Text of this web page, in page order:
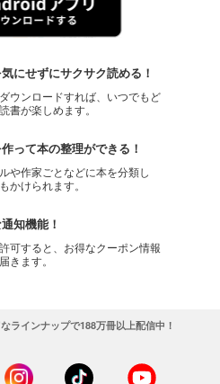
にせずにサクサク読める！
ウンロードすれば、いつでもど
書が楽しめます。
って本の整理ができる！
や作家ごとなどに本を分類し
かけられます。
知機能！
可すると、お得なクーポン情報
きます。
ラインナップで188万冊以上配信中！